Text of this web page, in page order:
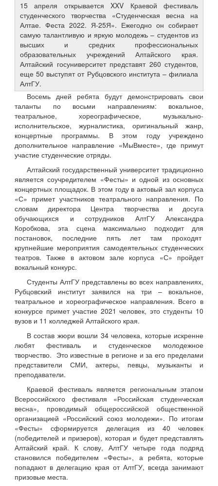
15 апреля открывается XXV Краевой фестиваль
студенческого творчества «Студенческая весна на
Алтае. Феста 2022. Я-25Я». Ежегодно он собирает
самую талантливую и яркую молодежь – студентов из
высших и средних профессиональных
образовательных учреждений Алтайского края.
Алтайский госуниверситет представят 260 студентов,
еще 50 выступят от Рубцовского института – филиала
АлтГУ.
Восемь дней ребята будут демонстрировать свои
таланты по восьми направлениям: вокальное,
театральное, хореографическое, музыкально-
исполнительское, журналистика, оригинальный жанр,
концертные программы. В этом году учреждено
дополнительное направление «МыВместе», где примут
участие студенческие отряды.
Алтайский государственный университет традиционно
является соучредителем «Фесты» и одной из основных
концертных площадок. В этом году в актовый зал корпуса
«С» примет участников театрального направления. По
словам директора Центра творчества и досуга
обучающихся и сотрудников АлтГУ Александра
Коробкова, эта сцена максимально подходит для
постановок, последние пять лет там проходят
крупнейшие мероприятия самодеятельных студенческих
театров. Также в актовом зале корпуса «С» пройдет
вокальный конкурс.
Студенты АлтГУ представлены во всех направлениях,
Рубцовский институт заявился на три – вокальное,
театральное и хореографическое направления. Всего в
конкурсе примет участие 2021 человек, это студенты 10
вузов и 11 колледжей Алтайского края.
В состав жюри вошли 34 человека, которые искренне
любят фестиваль и студенческое молодежное
творчество. Это известные в регионе и за его пределами
представители СМИ, актеры, певцы, музыканты и
преподаватели.
Краевой фестиваль является региональным этапом
Всероссийского фестиваля «Российская студенческая
весна», проводимый общероссийской общественной
организацией «Российский союз молодежи». По итогам
«Фесты» сформируется делегация из 40 человек
(победителей и призеров), которая и будет представлять
Алтайский край. К слову, АлтГУ четыре года подряд
становился победителем «Фесты», а ребята, которые
попадают в делегацию края от АлтГУ, всегда занимают
призовые места.